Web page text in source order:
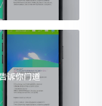
诉你门道